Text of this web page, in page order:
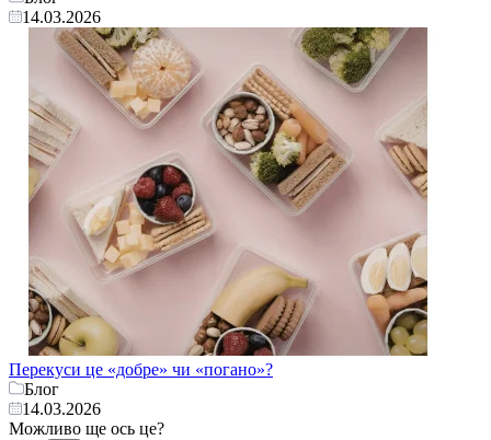
14.03.2026
Перекуси це «добре» чи «погано»?
Блог
14.03.2026
Можливо ще ось це?